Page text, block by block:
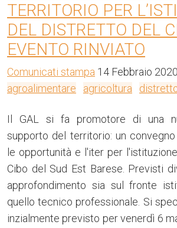
TERRITORIO PER
DEL DISTRETTO DEL
EVENTO RINVIATO
Comunicati stampa 14 Febbraio 2020
agroalimentare
agricoltura
Il GAL si fa promotore di una
supporto del territorio: un
le opportunità e l'iter per
Cibo del Sud Est Barese. Previsti
approfondimento sia sul fronte
quello tecnico professionale. Si
inzialmente previsto per venerdì 6